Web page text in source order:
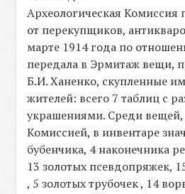
Археологическая Комиссия
от перекупщиков,
марте 1914 года по
передала в Эрмитаж вещи,
Б.И. Ханенко, скупленные
жителей: всего 7 таблиц с
украшениями. Среди вещей,
Комиссией, в инвентаре
бубенчика, 4 наконечника
13 золотых псевдопряжек,
, 5 золотых трубочек , 14